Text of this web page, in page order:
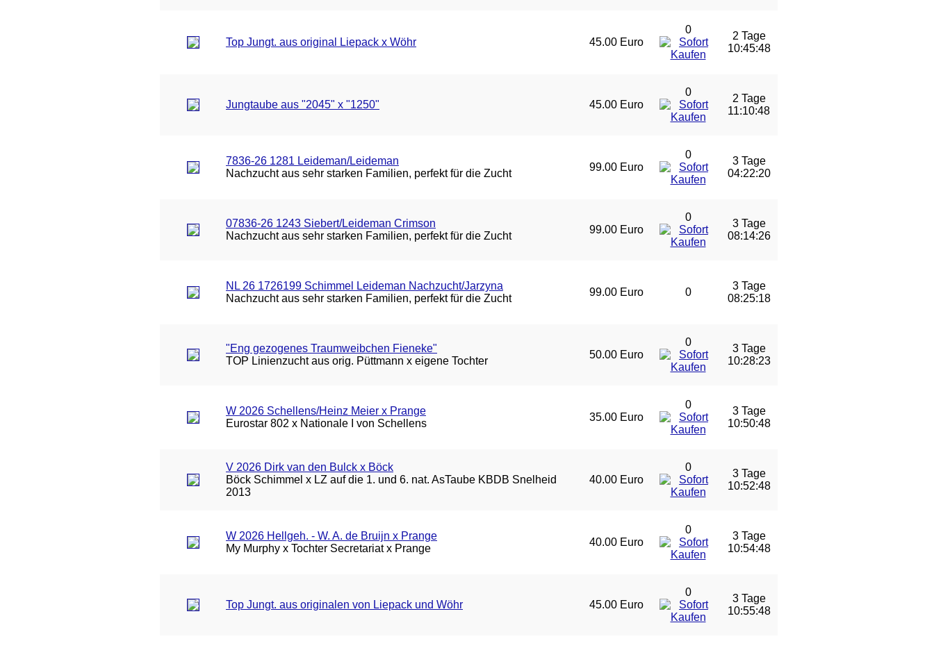
Top Jungt. aus original Liepack x Wöhr 45.00 Euro
0
2 Tage
10:45:47
Jungtaube aus "2045" x "1250" 45.00 Euro
0
2 Tage
11:10:47
7836-26 1281 Leideman/Leideman
Nachzucht aus sehr starken Familien, perfekt für die Zucht
99.00 Euro
0
3 Tage
04:22:19
07836-26 1243 Siebert/Leideman Crimson
Nachzucht aus sehr starken Familien, perfekt für die Zucht
99.00 Euro
0
3 Tage
08:14:25
NL 26 1726199 Schimmel Leideman Nachzucht/Jarzyna
Nachzucht aus sehr starken Familien, perfekt für die Zucht
99.00 Euro 0
3 Tage
08:25:17
"Eng gezogenes Traumweibchen Fieneke"
TOP Linienzucht aus orig. Püttmann x eigene Tochter
50.00 Euro
0
3 Tage
10:28:22
W 2026 Schellens/Heinz Meier x Prange
Eurostar 802 x Nationale I von Schellens
35.00 Euro
0
3 Tage
10:50:47
V 2026 Dirk van den Bulck x Böck
Böck Schimmel x LZ auf die 1. und 6. nat. AsTaube KBDB Snelheid
2013
40.00 Euro
0
3 Tage
10:52:47
W 2026 Hellgeh. - W. A. de Bruijn x Prange
My Murphy x Tochter Secretariat x Prange
40.00 Euro
0
3 Tage
10:54:47
Top Jungt. aus originalen von Liepack und Wöhr 45.00 Euro
0
3 Tage
10:55:47